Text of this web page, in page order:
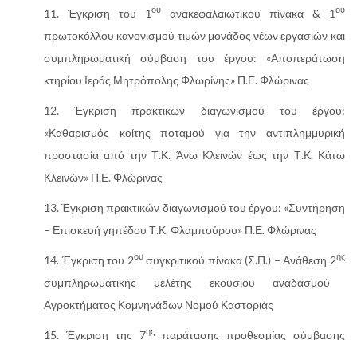
Έγκριση του 1ου ανακεφαλαιωτικού πίνακα & 1ου
πρωτοκόλλου κανονισμού τιμών μονάδος νέων εργασιών και
συμπληρωματική σύμβαση του έργου: «Αποπεράτωση
κτηρίου Ιεράς Μητρόπολης Φλωρίνης» Π.Ε. Φλώρινας
Έγκριση πρακτικών διαγωνισμού του έργου:
«Καθαρισμός κοίτης ποταμού για την αντιπλημμυρική
προστασία από την Τ.Κ. Άνω Κλεινών έως την Τ.Κ. Κάτω
Κλεινών» Π.Ε. Φλώρινας
Έγκριση πρακτικών διαγωνισμού του έργου: «Συντήρηση
– Επισκευή γηπέδου Τ.Κ. Φλαμπούρου» Π.Ε. Φλώρινας
Έγκριση του 2ουσυγκριτικού πίνακα (Σ.Π.) – Ανάθεση 2ης
συμπληρωματικής μελέτης εκούσιου αναδασμού
Αγροκτήματος Κομνηνάδων Νομού Καστοριάς
Έγκριση της 7ης παράτασης προθεσμίας σύμβασης